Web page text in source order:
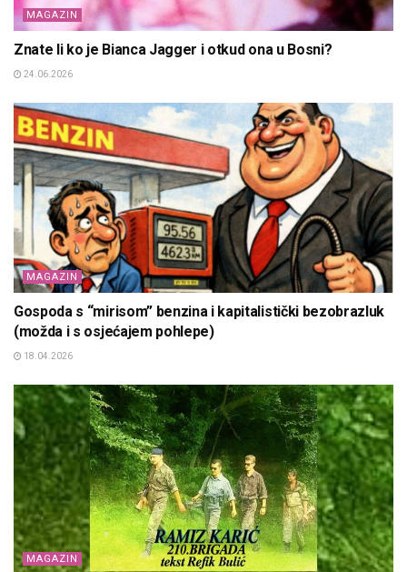
MAGAZIN
Znate li ko je Bianca Jagger i otkud ona u Bosni?
24.06.2026
MAGAZIN
Gospoda s “mirisom” benzina i kapitalistički bezobrazluk
(možda i s osjećajem pohlepe)
18.04.2026
MAGAZIN